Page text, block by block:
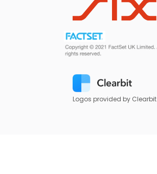
Logos provided by Clearbit